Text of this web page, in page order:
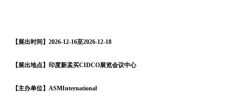
【展出时间】 2026-12-16至2026-12-18
【展出地点】印度新孟买CIDCO展览会议中心
【主办单位】 ASMInternational